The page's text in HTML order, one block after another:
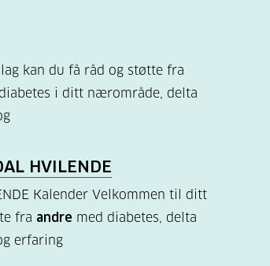
kan du få råd og støtte fra
i ditt nærområde, delta
HVILENDE
Kalender Velkommen til ditt
fra andre med diabetes, delta
erfaring